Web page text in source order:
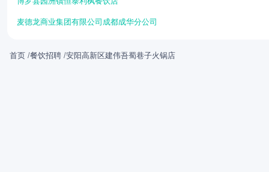
麦德龙商业集团有限公司成都成华分公司
首页 /餐饮招聘 /安阳高新区建伟吾蜀巷子火锅店